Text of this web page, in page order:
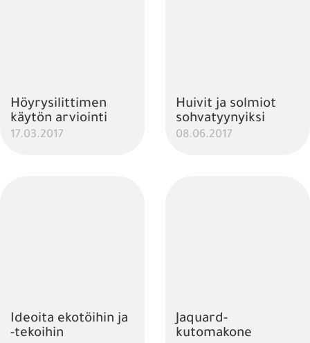
Höyrysilittimen
käytön arviointi
17.03.2017
Huivit ja solmiot
sohvatyynyiksi
08.06.2017
Ideoita ekotöihin ja
-tekoihin
Jaquard-
kutomakone